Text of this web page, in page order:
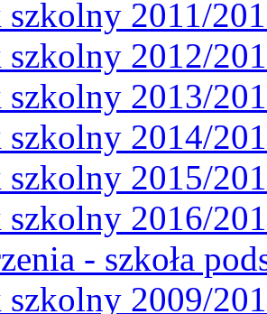
szkolny 2011/
szkolny 2012/
szkolny 2013/
szkolny 2014/
szkolny 2015/
szkolny 2016/
- szkoła
szkolny 2009/